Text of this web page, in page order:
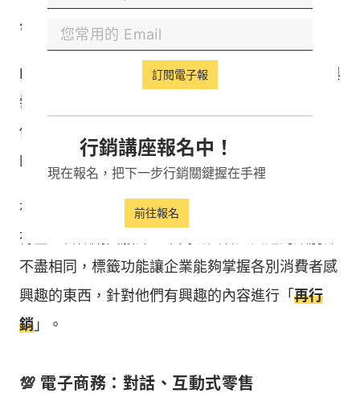
訂閱電子報
行銷講座報名中！
現在報名，把下一步行銷關鍵握在手裡
前往報名
💯 CRM：參數標籤掌握用戶
BotBonnie 的標籤功能讓企業能針對對不同類型與
需求取向的用戶進行分類，在用戶按按鈕的同時為
他們貼上「標籤」，並依照標籤提供用戶量身打造
的推播訊息，進而優化CRM管理。
有些消費者喜歡美妝產品、有些人想找 3C 配件、
有些人喜歡購買服飾，不同消費者感興趣的類別都
不盡相同，標籤功能讓企業能夠掌握各別消費者感
興趣的東西，針對他們有興趣的內容進行「 再行
銷 」。
💯 電子商務：對話、互動式零售